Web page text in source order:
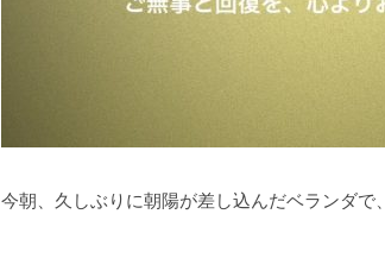
今朝、久しぶりに朝陽が差し込んだベランダで、